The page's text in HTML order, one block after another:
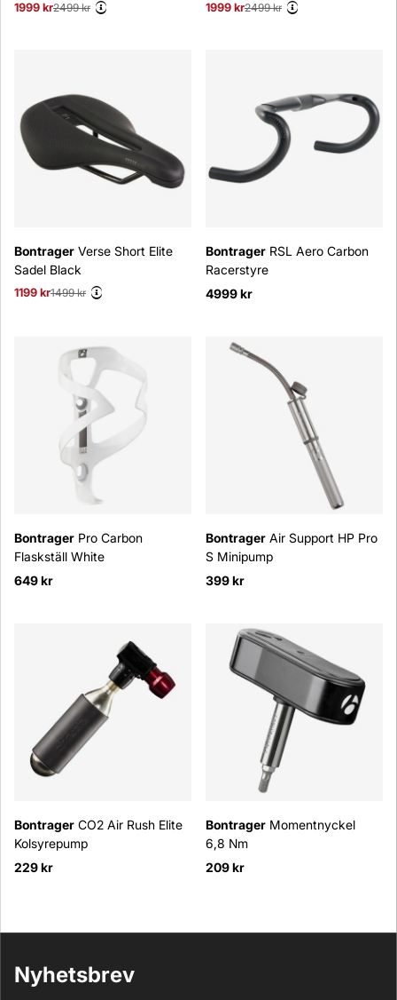
1999 kr
Ordinarie pris:
2499 kr 1999 kr
Ordinarie pris:
2499 kr
Bontrager Verse Short Elite
Sadel Black
1199 kr
Ordinarie pris:
1499 kr
Bontrager RSL Aero Carbon
Racerstyre
4999 kr
Bontrager Pro Carbon
Flaskställ White
649 kr
Bontrager Air Support HP Pro
S Minipump
399 kr
Bontrager CO2 Air Rush Elite
Kolsyrepump
229 kr
Bontrager Momentnyckel
6,8 Nm
209 kr
Nyhetsbrev